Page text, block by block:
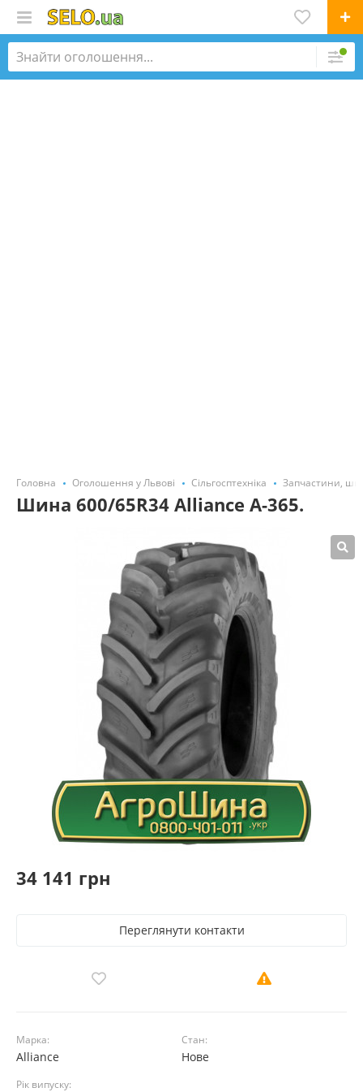
Головна Оголошення у Львові Сільгосптехніка Запчастини,
Шина 600/65R34 Alliance A-365.
34 141 грн
Переглянути контакти
Марка:
Alliance
Стан:
Нове
Рік випуску: